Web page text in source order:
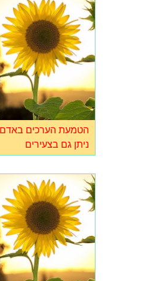
הטמעת הערכים באדם
ניתן גם בצעירים